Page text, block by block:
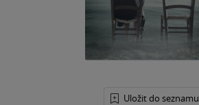
Uložit do seznamu